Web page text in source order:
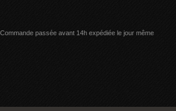
Commande passée avant 14h expédiée le jour même